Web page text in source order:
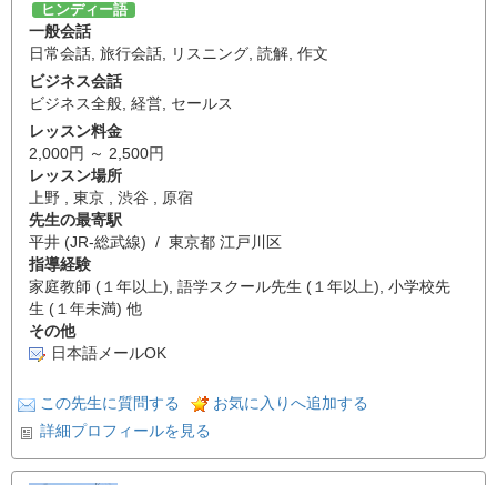
ヒンディー語
一般会話
日常会話, 旅行会話, リスニング, 読解, 作文
ビジネス会話
ビジネス全般, 経営, セールス
レッスン料金
2,000円 ～ 2,500円
レッスン場所
上野 , 東京 , 渋谷 , 原宿
先生の最寄駅
平井 (JR-総武線) / 東京都 江戸川区
指導経験
家庭教師 (１年以上), 語学スクール先生 (１年以上), 小学校先
生 (１年未満) 他
その他
日本語メールOK
この先生に質問する
お気に入りへ追加する
詳細プロフィールを見る